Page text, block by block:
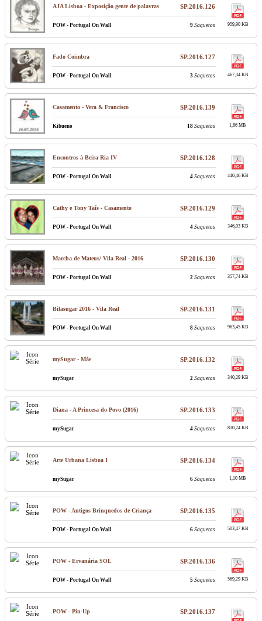
AJA Lisboa - Exposição gente de palavras SP.2016.126
959,90 KB
POW - Portugal On Wall 9 Saquetas
Fado Coimbra SP.2016.127
467,34 KB
POW - Portugal On Wall 3 Saquetas
Casamento - Vera & Francisco SP.2016.139
1,66 MB
Kibueno 18 Saquetas
Encontros à Beira Ria IV SP.2016.128
440,46 KB
POW - Portugal On Wall 4 Saquetas
Cathy e Tony Taís - Casamento SP.2016.129
346,03 KB
POW - Portugal On Wall 4 Saquetas
Marcha de Mateus/ Vila Real - 2016 SP.2016.130
357,74 KB
POW - Portugal On Wall 2 Saquetas
Bilasugar 2016 - Vila Real SP.2016.131
963,45 KB
POW - Portugal On Wall 8 Saquetas
mySugar - Mãe SP.2016.132
340,29 KB
mySugar 2 Saquetas
Diana - A Princesa do Povo (2016) SP.2016.133
810,24 KB
mySugar 4 Saquetas
Arte Urbana Lisboa I SP.2016.134
1,10 MB
mySugar 6 Saquetas
POW - Antigos Brinquedos de Criança SP.2016.135
503,47 KB
POW - Portugal On Wall 6 Saquetas
POW - Ervanária SOL SP.2016.136
569,29 KB
POW - Portugal On Wall 5 Saquetas
POW - Pin-Up SP.2016.137